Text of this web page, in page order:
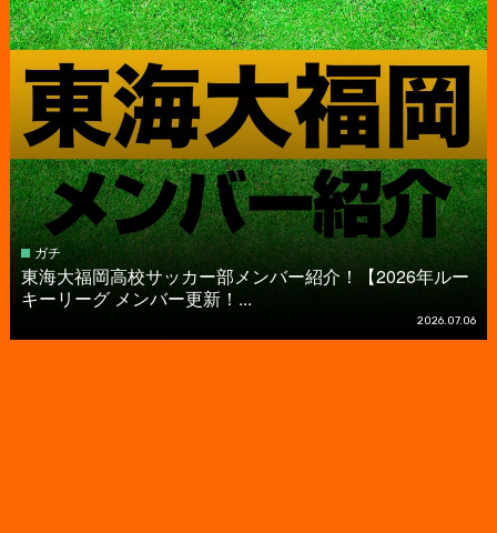
ガチ
東海大福岡高校サッカー部メンバー紹介！【2026年ルー
キーリーグ メンバー更新！...
2026.07.06